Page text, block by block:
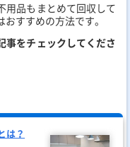
用品もまとめて回収して
すすめの方法です。
事をチェックしてくださ
は？